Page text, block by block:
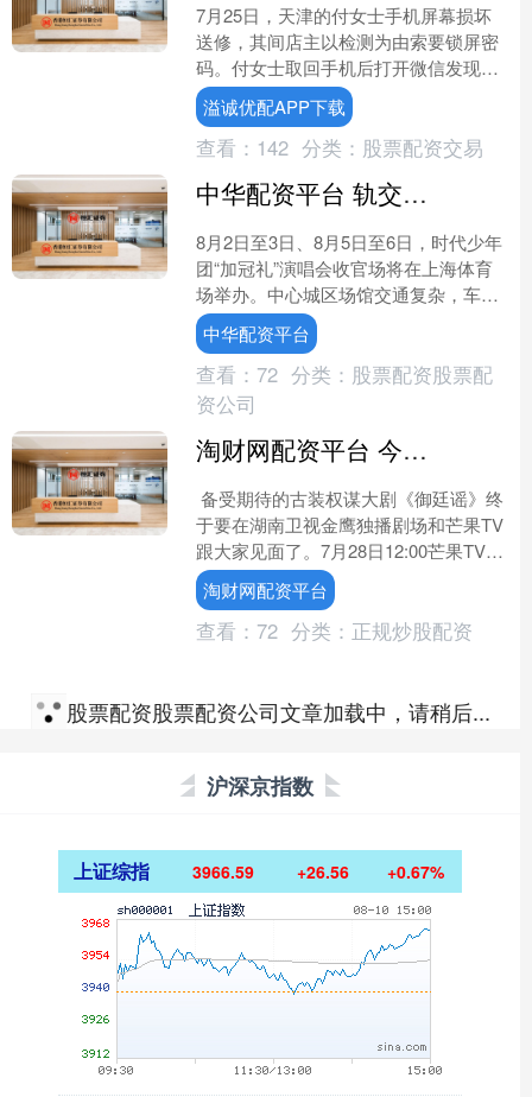
7月25日，天津的付女士手机屏幕损坏
送修，其间店主以检测为由索要锁屏密
码。付女士取回手机后打开微信发现，
手机上留存着店主的登录记录，她觉察
异常，进一步查看手机屏....
溢诚优配APP下载
查看： 142 分类： 股票配资交易
中华配资平台 轨交、自驾，这样来！2026时代少年团上海演唱会交通出行指南→
8月2日至3日、8月5日至6日，时代少年
团“加冠礼”演唱会收官场将在上海体育
场举办。中心城区场馆交通复杂，车流
人流集中，上海警方科学划定管控区
域。新民晚报记者整....
中华配资平台
查看： 72 分类： 股票配资股票配
资公司
淘财网配资平台 今晚开播，32集古装剧湖南卫视来袭，阵容强大、双强智斗，要火
备受期待的古装权谋大剧《御廷谣》终
于要在湖南卫视金鹰独播剧场和芒果TV
跟大家见面了。7月28日12:00芒果TV首
播，当晚20:10起登陆湖南卫视金鹰独播
剧场....
淘财网配资平台
查看： 72 分类： 正规炒股配资
股票配资股票配资公司文章加载中，请稍后...
沪深京指数
上证综指 3966.59 +26.56 +0.67%